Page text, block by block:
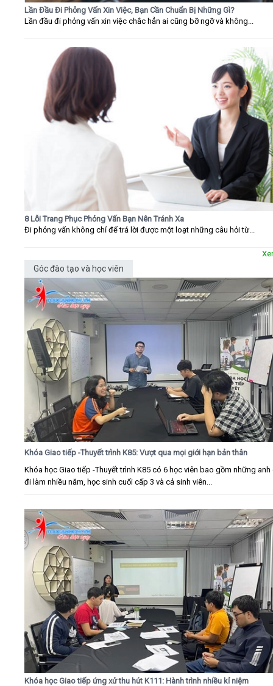
Lần Đầu Đi Phỏng Vấn Xin Việc, Bạn Cần Chuẩn Bị Những Gì?
Lần đầu đi phỏng vấn xin việc chắc hẳn ai cũng bỡ ngỡ và không...
8 Lỗi Trang Phục Phỏng Vấn Bạn Nên Tránh Xa
Đi phỏng vấn không chỉ để trả lời được một loạt những câu hỏi từ...
Góc đào tạo và học viên
Khóa Giao tiếp -Thuyết trình K85: Vượt qua mọi giới hạn bản thân
Khóa học Giao tiếp -Thuyết trình K85 có 6 học viên bao gồm những anh
đi làm nhiều năm, học sinh cuối cấp 3 và cả sinh viên...
Khóa học Giao tiếp ứng xử thu hút K111: Hành trình nhiều kỉ niệm